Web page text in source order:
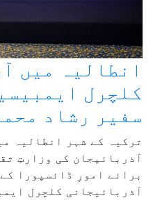
انطالیہ میں
کلچرل
سفیر رشاد
آذربائیجان کی وزارتِ
برائے امورِ ڈائسپورا
آذربائیجانی کلچرل